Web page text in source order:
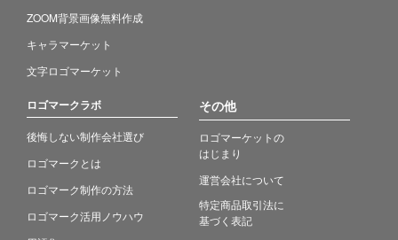
ZOOM背景画像無料作成
キャラマーケット
文字ロゴマーケット
ロゴマークラボ
後悔しない制作会社選び
ロゴマークとは
ロゴマーク制作の方法
ロゴマーク活用ノウハウ
その他
ロゴマーケットの
はじまり
運営会社について
特定商品取引法に
基づく表記